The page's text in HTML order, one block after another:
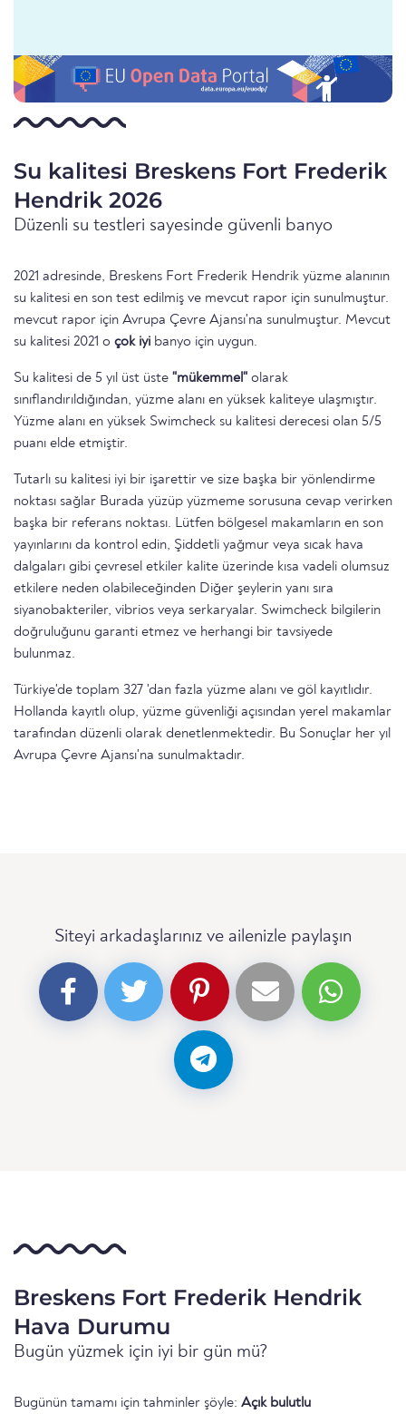
Su kalitesi Breskens Fort Frederik
Hendrik 2026
Düzenli su testleri sayesinde güvenli banyo
2021 adresinde, Breskens Fort Frederik Hendrik yüzme alanının
su kalitesi en son test edilmiş ve mevcut rapor için sunulmuştur.
mevcut rapor için Avrupa Çevre Ajansı'na sunulmuştur. Mevcut
su kalitesi 2021 o çok iyi banyo için uygun.
Su kalitesi de 5 yıl üst üste "mükemmel" olarak
sınıflandırıldığından, yüzme alanı en yüksek kaliteye ulaşmıştır.
Yüzme alanı en yüksek Swimcheck su kalitesi derecesi olan 5/5
puanı elde etmiştir.
Tutarlı su kalitesi iyi bir işarettir ve size başka bir yönlendirme
noktası sağlar Burada yüzüp yüzmeme sorusuna cevap verirken
başka bir referans noktası. Lütfen bölgesel makamların en son
yayınlarını da kontrol edin, Şiddetli yağmur veya sıcak hava
dalgaları gibi çevresel etkiler kalite üzerinde kısa vadeli olumsuz
etkilere neden olabileceğinden Diğer şeylerin yanı sıra
siyanobakteriler, vibrios veya serkaryalar. Swimcheck bilgilerin
doğruluğunu garanti etmez ve herhangi bir tavsiyede
bulunmaz.
Türkiye'de toplam 327 'dan fazla yüzme alanı ve göl kayıtlıdır.
Hollanda kayıtlı olup, yüzme güvenliği açısından yerel makamlar
tarafından düzenli olarak denetlenmektedir. Bu Sonuçlar her yıl
Avrupa Çevre Ajansı'na sunulmaktadır.
Siteyi arkadaşlarınız ve ailenizle paylaşın
Breskens Fort Frederik Hendrik
Hava Durumu
Bugün yüzmek için iyi bir gün mü?
Bugünün tamamı için tahminler şöyle: Açık bulutlu